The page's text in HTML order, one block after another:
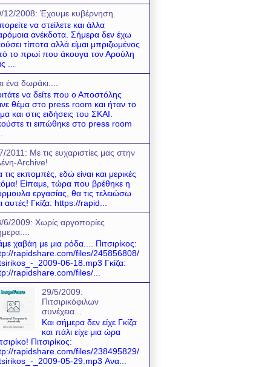
12/2008: Έχουμε κυβέρνηση.
να στείλετε και άλλα
ανέκδοτα. Σήμερα δεν έχω
τίποτα αλλά είμαι μπριζωμένος
το πρωί που άκουγα τον Αρούλη
...
ένα δωράκι....
να δείτε που ο Αποστόλης
θέμα στο press room και ήταν το
και στις ειδήσεις του ΣΚΑΙ.
τι ειπώθηκε στο press room
2011: Mε τις ευχαριστίες μας στην
Archive!
τις εκπομπές, εδώ είναι και μερικές
Είπαμε, τώρα που βρέθηκε η
εργασίας, θα τις τελειώσω
αυτές! Γκίζα: https://rapid...
6/2009: Χωρίς αργοπορίες
χαβάη με μια ρόδα.... Πιτσιρίκος:
rapidshare.com/files/245856808/
_2009-06-18.mp3 Γκίζα:
rapidshare.com/files/...
29/5/2009:
Πιτσιρικόφιλων
συνέχεια...
Και σήμερα δεν είχε Γκίζα
και πάλι είχε μια ώρα
Πιτσιρίκος:
rapidshare.com/files/238495829/
_2009-05-29.mp3 Ανα...